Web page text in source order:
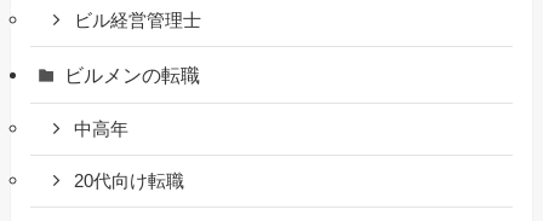
ビル経営管理士
ビルメンの転職
中高年
20代向け転職